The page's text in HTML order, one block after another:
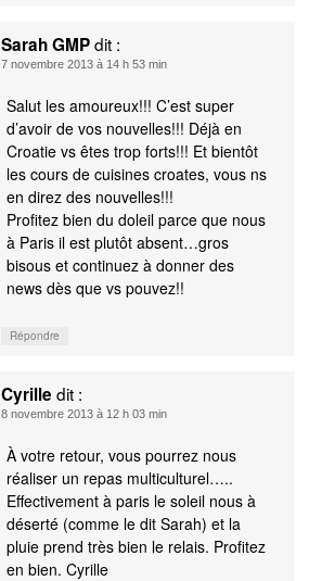
Sarah GMPdit :
7 novembre 2013 à 14 h 53 min
Salut les amoureux!!! C’est super
d’avoir de vos nouvelles!!! Déjà en
Croatie vs êtes trop forts!!! Et bientôt
les cours de cuisines croates, vous ns
en direz des nouvelles!!!
Profitez bien du doleil parce que nous
à Paris il est plutôt absent…gros
bisous et continuez à donner des
news dès que vs pouvez!!
Répondre
Cyrille dit :
8 novembre 2013 à 12 h 03 min
À votre retour, vous pourrez nous
réaliser un repas multiculturel…..
Effectivement à paris le soleil nous à
déserté (comme le dit Sarah) et la
pluie prend très bien le relais. Profitez
en bien. Cyrille